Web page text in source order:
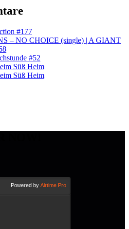
#177
– NO CHOICE (single) | A GIANT
#52
Süß Heim
Süß Heim